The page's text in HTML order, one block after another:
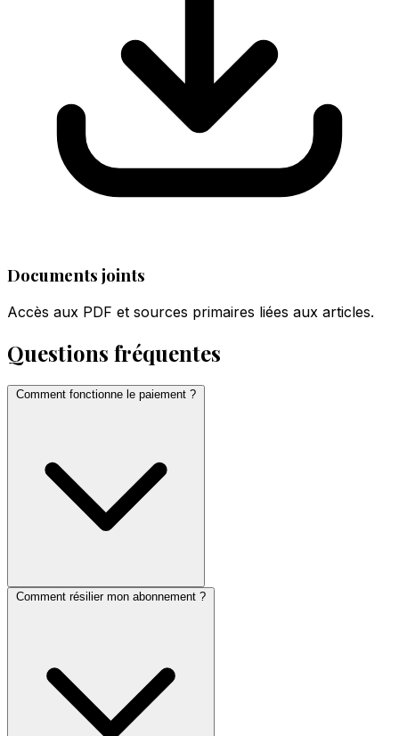
Documents joints
Accès aux PDF et sources primaires liées aux articles.
Questions fréquentes
Comment fonctionne le paiement ?
Comment résilier mon abonnement ?